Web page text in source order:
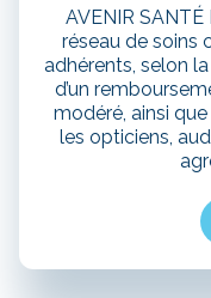
AVENIR
réseau de soins
adhérents, selon
d’un
modéré, ainsi
les opticiens,